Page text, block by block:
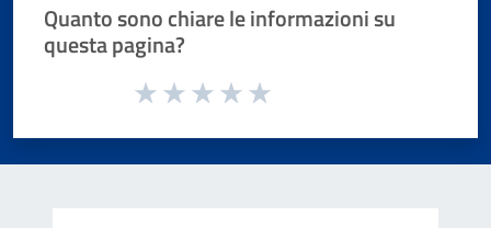
Quanto sono chiare le informazioni su
questa pagina?
Valuta da 1 a 5 stelle la pagina